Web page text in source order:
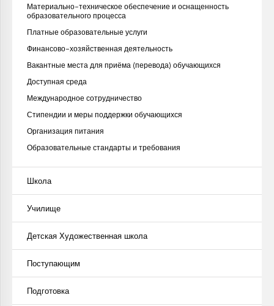
Материально-техническое обеспечение и оснащенность
образовательного процесса
Платные образовательные услуги
Финансово-хозяйственная деятельность
Вакантные места для приёма (перевода) обучающихся
Доступная среда
Международное сотрудничество
Стипендии и меры поддержки обучающихся
Организация питания
Образовательные стандарты и требования
Школа
Училище
Детская Художественная школа
Поступающим
Подготовка